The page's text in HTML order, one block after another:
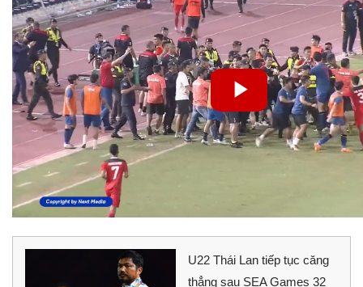
U22 Thái Lan tiếp tục căng
thẳng sau SEA Games 32